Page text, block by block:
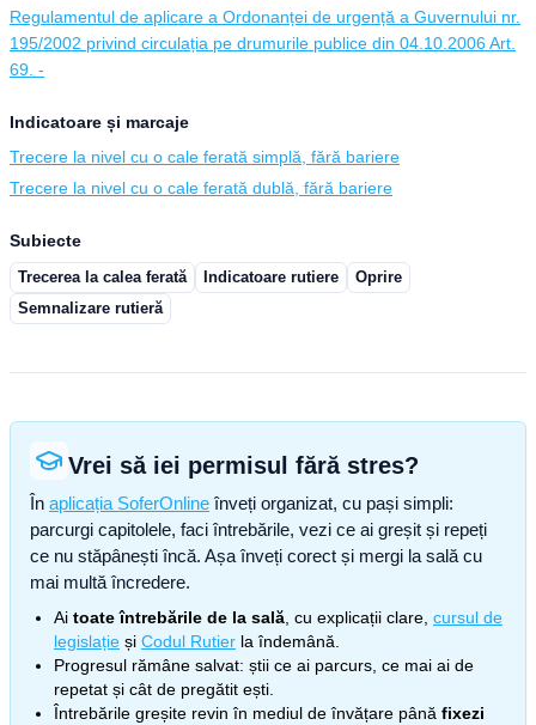
Regulamentul de aplicare a Ordonanței de urgență a Guvernului nr.
195/2002 privind circulația pe drumurile publice din 04.10.2006 Art.
69. -
Indicatoare și marcaje
Trecere la nivel cu o cale ferată simplă, fără bariere
Trecere la nivel cu o cale ferată dublă, fără bariere
Subiecte
Trecerea la calea ferată Indicatoare rutiere
Oprire
Semnalizare rutieră
Vrei să iei permisul fără stres?
În aplicația SoferOnline înveți organizat, cu pași simpli:
parcurgi capitolele, faci întrebările, vezi ce ai greșit și repeți
ce nu stăpânești încă. Așa înveți corect și mergi la sală cu
mai multă încredere.
Ai toate întrebările de la sală , cu explicații clare, cursul de
legislație și Codul Rutier la îndemână.
Progresul rămâne salvat: știi ce ai parcurs, ce mai ai de
repetat și cât de pregătit ești.
Întrebările greșite revin în mediul de învățare până fixezi